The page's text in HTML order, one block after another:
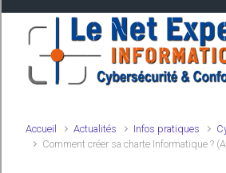
Skip to main content
Accueil Actualités Infos pratiques
Comment créer sa charte Informatique ?